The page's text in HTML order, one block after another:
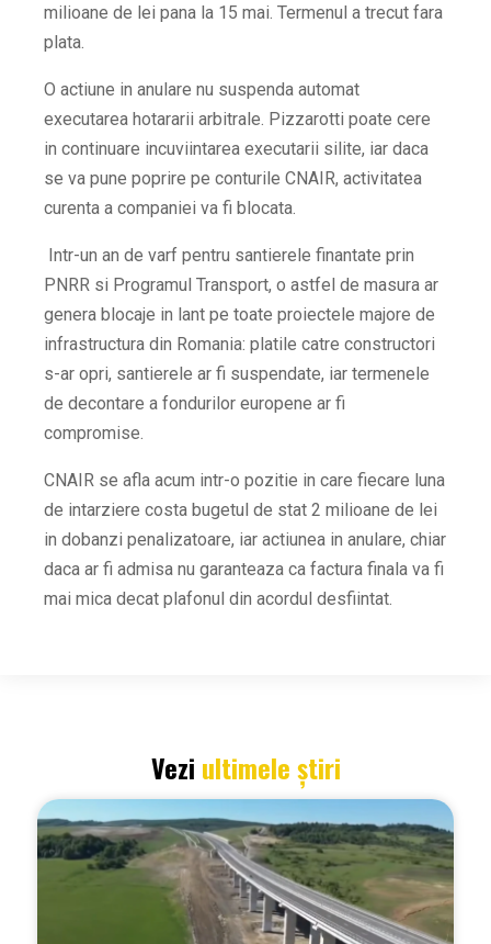
milioane de lei pana la 15 mai. Termenul a trecut fara
plata.
O actiune in anulare nu suspenda automat
executarea hotararii arbitrale. Pizzarotti poate cere
in continuare incuviintarea executarii silite, iar daca
se va pune poprire pe conturile CNAIR, activitatea
curenta a companiei va fi blocata.
Intr-un an de varf pentru santierele finantate prin
PNRR si Programul Transport, o astfel de masura ar
genera blocaje in lant pe toate proiectele majore de
infrastructura din Romania: platile catre constructori
s-ar opri, santierele ar fi suspendate, iar termenele
de decontare a fondurilor europene ar fi
compromise.
CNAIR se afla acum intr-o pozitie in care fiecare luna
de intarziere costa bugetul de stat 2 milioane de lei
in dobanzi penalizatoare, iar actiunea in anulare, chiar
daca ar fi admisa nu garanteaza ca factura finala va fi
mai mica decat plafonul din acordul desfiintat.
Vezi ultimele știri